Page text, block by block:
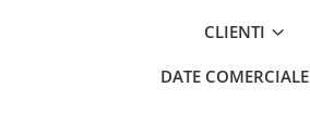
CLIENTI
DATE COMERCIALE